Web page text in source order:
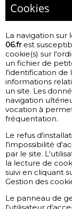
Cookies
La navigation sur
06.frest
cookie(s) sur
un fichier de
l'identification de
informations
un site. Les
navigation
vocation à
fréquentation.
Le refus
l'impossibilité
par le site.
la lecture de
suivi en cliquant
Gestion des
Le panneau de